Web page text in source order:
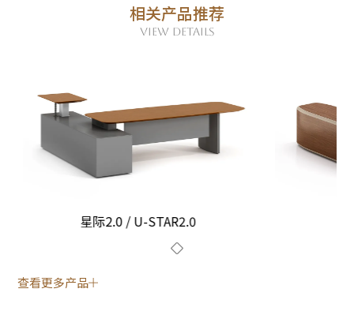
相关产品推荐
VIEW DETAILS
星际2.0 / U-STAR2.0
查看更多产品